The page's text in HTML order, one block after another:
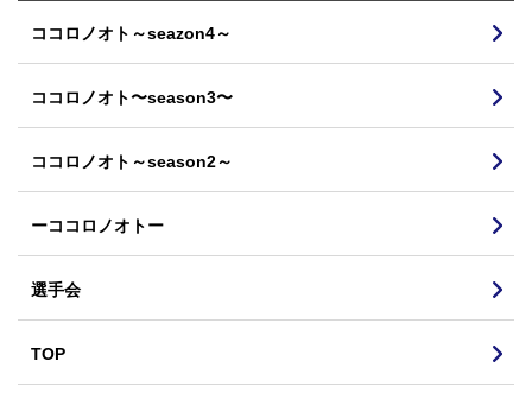
ココロノオト～seazon4～
ココロノオト〜season3〜
ココロノオト～season2～
ーココロノオトー
選手会
TOP